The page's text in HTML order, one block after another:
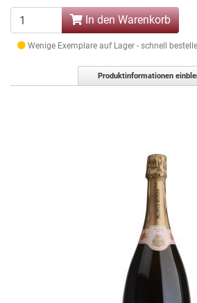
In den Warenkorb
Wenige Exemplare auf Lager - schnell
Produktinformationen